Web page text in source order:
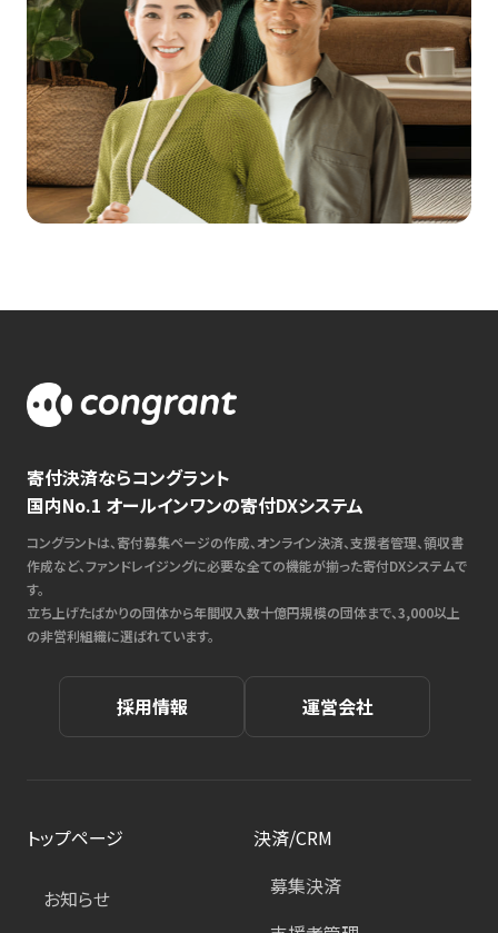
寄付決済ならコングラント
国内No.1 オールインワンの寄付DXシステム
コングラントは、寄付募集ページの作成、オンライン決済、支援者管理、領収書
作成など、ファンドレイジングに必要な全ての機能が揃った寄付DXシステムで
す。
立ち上げたばかりの団体から年間収入数十億円規模の団体まで、3,000以上
の非営利組織に選ばれています。
採用情報 運営会社
トップページ
お知らせ
決済/CRM
募集決済